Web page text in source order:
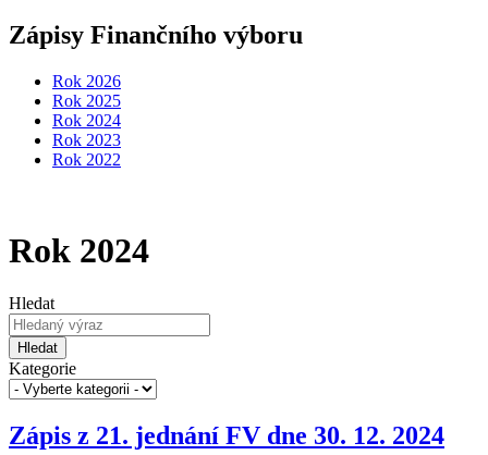
Zápisy Finančního výboru
Rok 2026
Rok 2025
Rok 2024
Rok 2023
Rok 2022
Rok 2024
Hledat
Hledat
Kategorie
Zápis z 21. jednání FV dne 30. 12. 2024